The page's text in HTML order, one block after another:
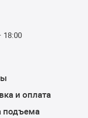
18:00
и оплата
подъема